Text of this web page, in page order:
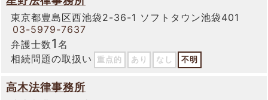
東京都豊島区西池袋2-36-1 ソフトタウン池袋401
03-5979-7637
弁護士数1 名
相続問題の取扱い
重点的 あり なし 不明
高木法律事務所